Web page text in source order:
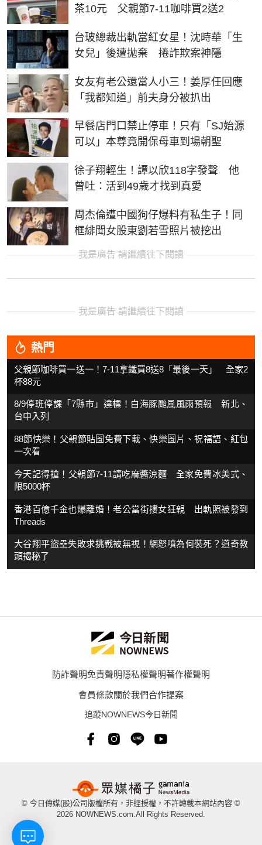
茶10元 父親節7-11咖啡買2送2
台玻總裁出軌當紅女星！沈時華「生
女兒」後遭拋棄 捲詐欺案神隱
女友有老公還當人小三！姜厚任回應
「我都知道」前夫身分被扒出
早餐店門口禁止停車！只有「SJ始源
可以」本尊竟開保母車到場朝聖
徐子翔輕生！譚以欣118字發聲 他
曾吐：活到49歲才找到真愛
周杰倫遭中國狗仔爆料有私生子！同
框緋聞女股東劉若雪照片被挖出
我是廣告 請繼續往下閱讀
我是廣告 請繼續往下閱讀
熱門
父親節咖啡買一送一！7-11拿鐵買8送8「最後一天」 全家2
杯88元
8/9停班停課「7縣市」達標！白海豚颱風風雨預報 新北、
台中入列
88節快樂！父親節貼圖免費下載、快樂圖片、祝福語、紅包
一次看
今天記得搶！父親節7-11請吃麻醬涼麵 全家免費冰美式、
限5000杯
香港百億千金也爆離婚！老公當街摟女狂親 出軌照被發到
Threads
大谷翔平盜壘失敗求挑戰被無視！網怒噴為何裝死？道奇教
頭揭秘了
防詐聲明免責聲明隱私權聲明著作權聲明
會員條款關於我們合作提案
追蹤NOWNEWS今日新聞
© 今日傳媒(股)公司版權所有，非經授權，不許轉載本網站內容 ©
2026 NOWNEWS.com.All Rights Reserved.